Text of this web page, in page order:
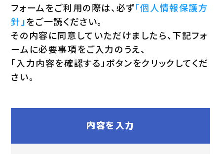
フォームをご利用の際は、必ず「個人情報保護方
針」をご一読ください。
その内容に同意していただけましたら、下記フォ
ームに必要事項をご入力のうえ、
「入力内容を確認する」ボタンをクリックしてくだ
さい。
内容を入力